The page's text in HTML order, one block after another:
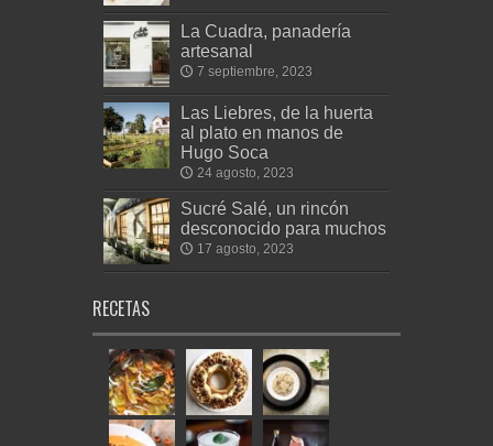
La Cuadra, panadería
artesanal
7 septiembre, 2023
Las Liebres, de la huerta
al plato en manos de
Hugo Soca
24 agosto, 2023
Sucré Salé, un rincón
desconocido para muchos
17 agosto, 2023
RECETAS